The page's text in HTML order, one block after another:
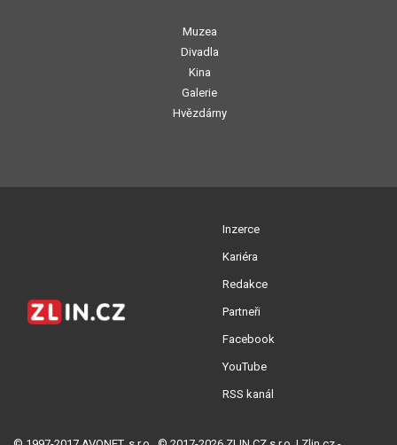
Muzea
Divadla
Kina
Galerie
Hvězdárny
Inzerce
Kariéra
Redakce
Partneři
Facebook
YouTube
RSS kanál